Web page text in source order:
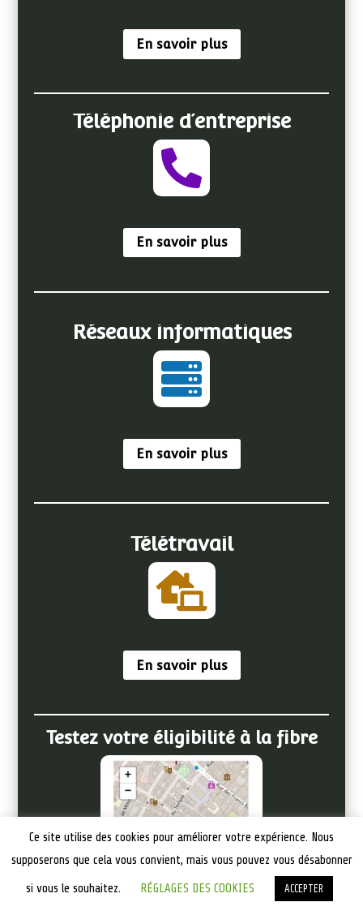
En savoir plus
Téléphonie d’entreprise

En savoir plus
Réseaux informatiques

En savoir plus
Télétravail

En savoir plus
Testez votre éligibilité à la fibre
Ce site utilise des cookies pour améliorer votre expérience. Nous
supposerons que cela vous convient, mais vous pouvez vous désabonner
si vous le souhaitez. RÉGLAGES DES COOKIES ACCEPTER